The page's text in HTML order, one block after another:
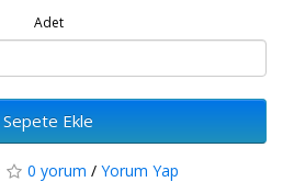
Adet
Sepete Ekle
0 yorum / Yorum Yap